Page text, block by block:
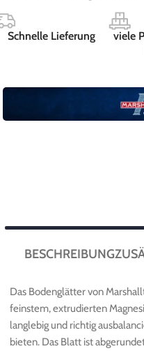
Schnelle Lieferung
viele
BESCHREIBUNG
Das Bodenglätter von
feinstem, extrudierten
langlebig und richtig
bieten. Das Blatt ist